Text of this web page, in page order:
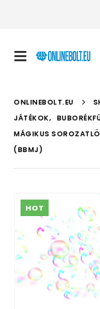
ONLINEBOLT.EU
JÁTÉKOK,
MÁGIKUS
(BBMJ)
HOT